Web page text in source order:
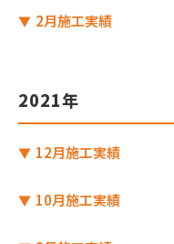
2月施工実績
2021年
12月施工実績
10月施工実績